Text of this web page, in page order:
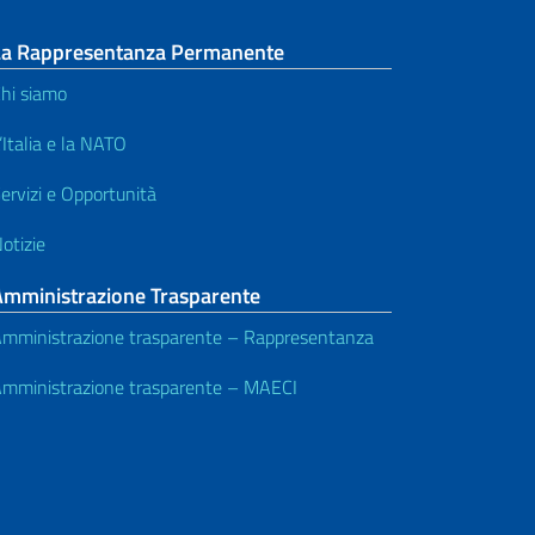
Rappresentanza Permanente
siamo
e la NATO
e Opportunità
Trasparente
trasparente – Rappresentanza
trasparente – MAECI